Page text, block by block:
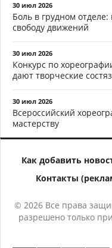
30 июл 2026
Боль в грудном
свободу движений
30 июл 2026
Конкурс по
дают творческие
30 июл 2026
Всероссийский
мастерству
Как добавить
Контакты
© 2026 Все права
разрешено только